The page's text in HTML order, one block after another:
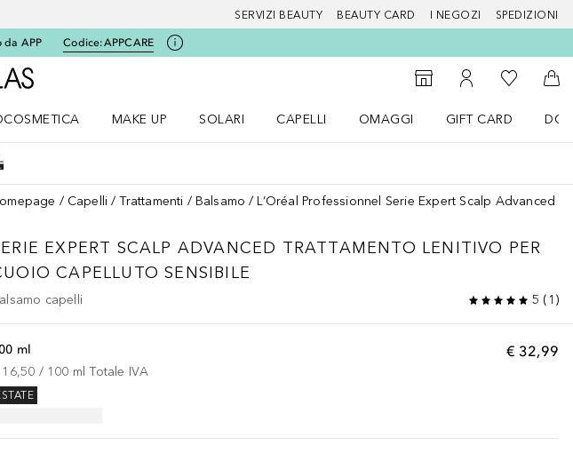
SERVIZI BEAUTY BEAUTY CARD I NEGOZI SPEDIZIONI
da APP Codice:APPCARE
A Douglas Home
StorefinderAl Mio Account
Alla Mia
Al
MAKE UP
SOLARI
CAPELLI
OMAGGI
GIFT CARD
Capelli Trattamenti Balsamo L’Oréal Professionnel Serie Expert Scalp Advanced
EXPERT SCALP ADVANCED TRATTAMENTO LENITIVO PER
CAPELLUTO SENSIBILE
capelli 5 ( 1 )
€ 32,99
ml
16,50 / 100 ml Totale IVA